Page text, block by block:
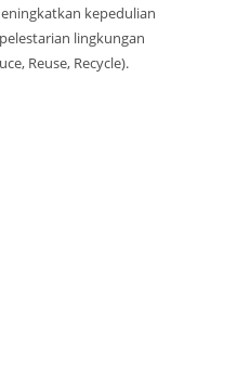
kepedulian
lingkungan
Reuse, Recycle).